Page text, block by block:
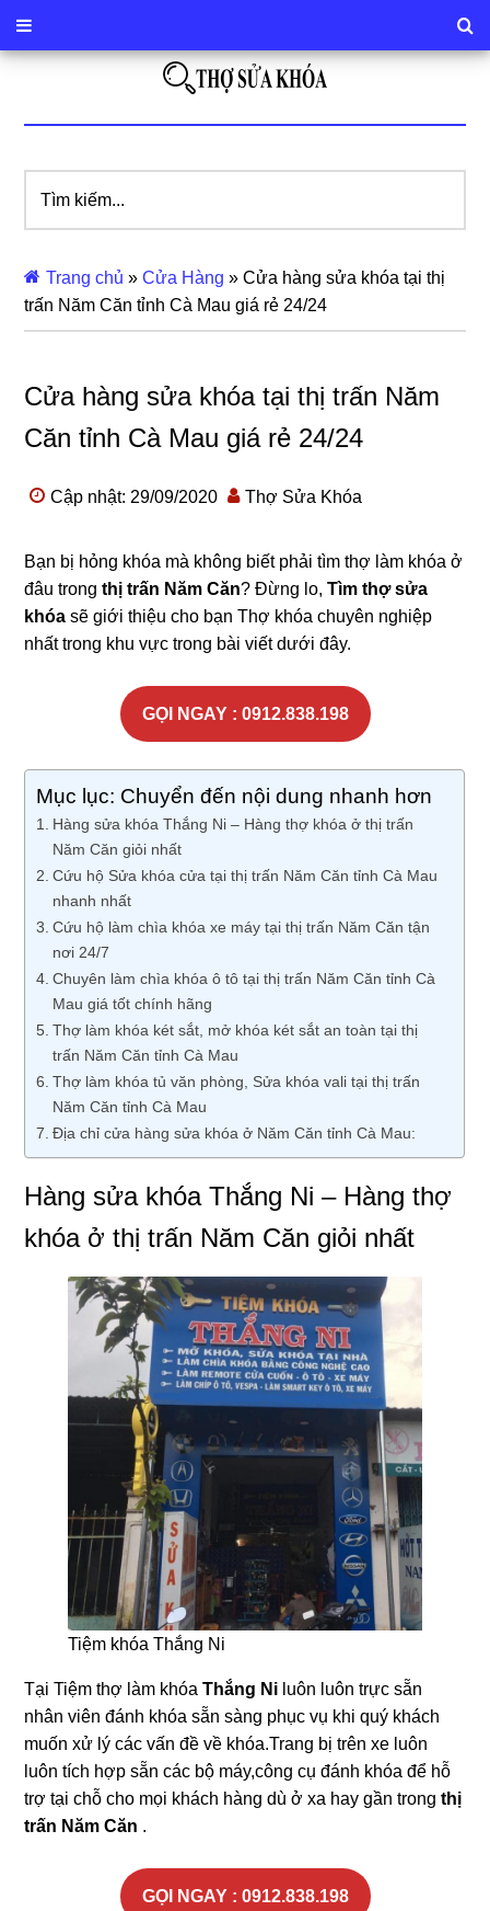
kiếm...
Trang chủ »Cửa Hàng »Cửa hàng sửa khóa tại thị
trấn Năm Căn tỉnh Cà Mau giá rẻ 24/24
Cửa hàng sửa khóa tại thị trấn Năm
Căn tỉnh Cà Mau giá rẻ 24/24
Cập nhật: 29/09/2020 Thợ Sửa Khóa
Bạn bị hỏng khóa mà không biết phải tìm thợ làm khóa ở
đâu trongthị trấn Năm Căn? Đừng lo,Tìm thợ sửa
khóa sẽ giới thiệu cho bạn Thợ khóa chuyên nghiệp
nhất trong khu vực trong bài viết dưới đây.
GỌI NGAY : 0912.838.198
Mục lục: Chuyển đến nội dung nhanh hơn
Hàng sửa khóa Thắng Ni – Hàng thợ khóa ở thị trấn
Năm Căn giỏi nhất
Cứu hộ Sửa khóa cửa tại thị trấn Năm Căn tỉnh Cà Mau
nhanh nhất
Cứu hộ làm chìa khóa xe máy tại thị trấn Năm Căn tận
nơi 24/7
Chuyên làm chìa khóa ô tô tại thị trấn Năm Căn tỉnh Cà
Mau giá tốt chính hãng
Thợ làm khóa két sắt, mở khóa két sắt an toàn tại thị
trấn Năm Căn tỉnh Cà Mau
Thợ làm khóa tủ văn phòng, Sửa khóa vali tại thị trấn
Năm Căn tỉnh Cà Mau
Địa chỉ cửa hàng sửa khóa ở Năm Căn tỉnh Cà Mau:
Hàng sửa khóa Thắng Ni – Hàng thợ
khóa ở thị trấn Năm Căn giỏi nhất
Tiệm khóa Thắng Ni
Tại Tiệm thợ làm khóaThắng Ni luôn luôn trực sẵn
nhân viên đánh khóa sẵn sàng phục vụ khi quý khách
muốn xử lý các vấn đề về khóa.Trang bị trên xe luôn
luôn tích hợp sẵn các bộ máy,công cụ đánh khóa để hỗ
trợ tại chỗ cho mọi khách hàng dù ở xa hay gần trongthị
trấn Năm Căn .
GỌI NGAY : 0912.838.198